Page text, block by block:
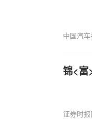
中国汽车
锦<富
证券时报